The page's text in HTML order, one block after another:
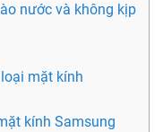
nước và không kịp
mặt kính
kính Samsung